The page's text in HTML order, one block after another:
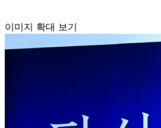
이미지 확대 보기